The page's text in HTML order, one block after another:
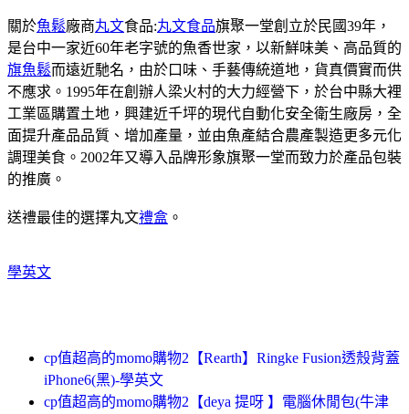
關於魚鬆廠商丸文食品:丸文食品旗聚一堂創立於民國39年，
是台中一家近60年老字號的魚香世家，以新鮮味美、高品質的
旗魚鬆而遠近馳名，由於口味、手藝傳統道地，貨真價實而供
不應求。1995年在創辦人梁火村的大力經營下，於台中縣大裡
工業區購置土地，興建近千坪的現代自動化安全衛生廠房，全
面提升產品品質、增加產量，並由魚產結合農產製造更多元化
調理美食。2002年又導入品牌形象旗聚一堂而致力於產品包裝
的推廣。
送禮最佳的選擇丸文禮盒 。
學英文
cp值超高的momo購物2【Rearth】Ringke Fusion透殼背蓋
iPhone6(黑)-學英文
cp值超高的momo購物2【deya 提呀 】電腦休閒包(牛津